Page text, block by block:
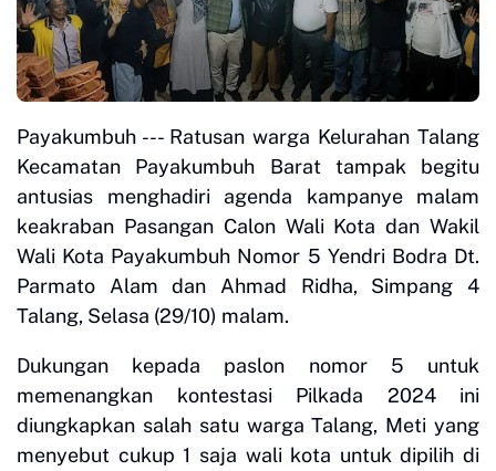
Payakumbuh --- Ratusan warga Kelurahan Talang
Kecamatan Payakumbuh Barat tampak begitu
antusias menghadiri agenda kampanye malam
keakraban Pasangan Calon Wali Kota dan Wakil
Wali Kota Payakumbuh Nomor 5 Yendri Bodra Dt.
Parmato Alam dan Ahmad Ridha, Simpang 4
Talang, Selasa (29/10) malam.
Dukungan kepada paslon nomor 5 untuk
memenangkan kontestasi Pilkada 2024 ini
diungkapkan salah satu warga Talang, Meti yang
menyebut cukup 1 saja wali kota untuk dipilih di